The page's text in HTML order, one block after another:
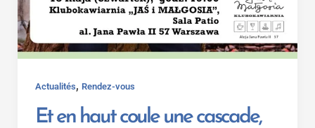
Actualités, Rendez-vous
Et en haut coule une cascade,